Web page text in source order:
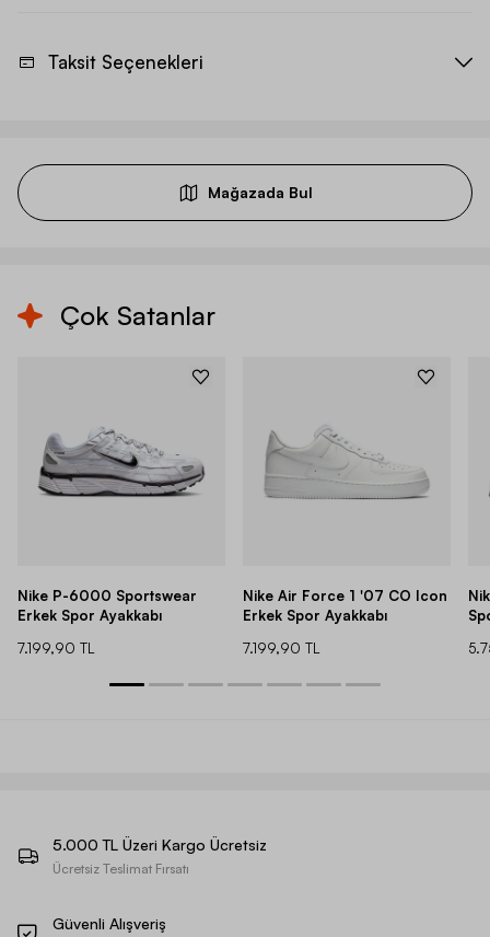
Taksit Seçenekleri
Mağazada Bul
Çok Satanlar
Nike P-6000 Sportswear
Erkek Spor Ayakkabı
7.199,90 TL
Nike Air Force 1 '07 CO Icon
Erkek Spor Ayakkabı
7.199,90 TL
5.000 TL Üzeri Kargo Ücretsiz
Ücretsiz Teslimat Fırsatı
Güvenli Alışveriş